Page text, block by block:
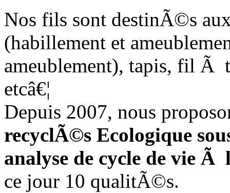
Nos fils sont destinÃ©s
(habillement et
ameublement), tapis, fil Ã
etcâ€¦
Depuis 2007, nous
recyclÃ©s Ecologique
analyse de cycle de vie
ce jour 10 qualitÃ©s.